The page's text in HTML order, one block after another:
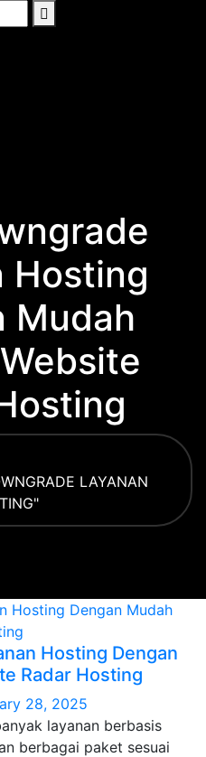
Hosting
Mudah
LAYANAN
Hosting Dengan
Radar Hosting
28, 2025
layanan berbasis
berbagai paket sesuai